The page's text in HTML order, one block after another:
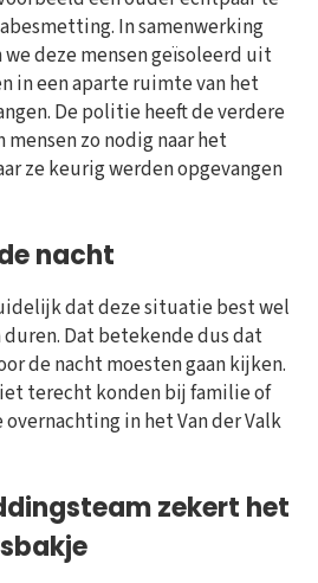
In samenwerking
we deze mensen geïsoleerd uit
in een aparte ruimte van het
De politie heeft de verdere
zo nodig naar het
ze keurig werden opgevangen
nacht
dat deze situatie best wel
duren. Dat betekende dus dat
de nacht moesten gaan kijken.
terecht konden bij familie of
in het Van der Valk
zekert het